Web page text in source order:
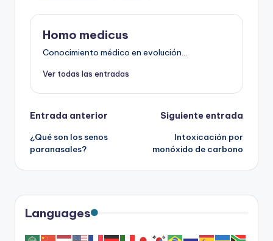
Homo medicus
Conocimiento médico en evolución...
Ver todas las entradas
Navegación
de
entradas
Entrada anterior
¿Qué son los senos
paranasales?
Siguiente entrada
Intoxicación por
monóxido de carbono
Languages